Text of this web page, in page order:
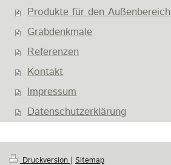
Produkte für den Außenbereich
Grabdenkmale
Referenzen
Kontakt
Impressum
Datenschutzerklärung
Druckversion | Sitemap